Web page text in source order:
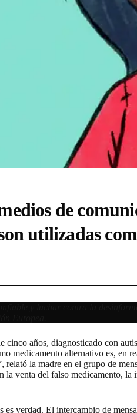
de
utilizadas
cinco años, diagnosticado con
medicamento alternativo es,
la madre en el grupo de
venta del falso medicamento,
verdad. El intercambio de